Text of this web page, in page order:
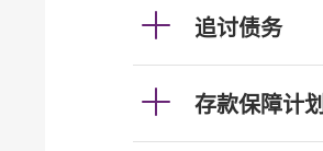
追讨债务
存款保障计划